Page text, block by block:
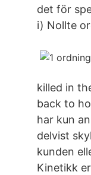
det för
i) Nollte
killed in
back to
har kun
delvist
kunden
Kinetikk